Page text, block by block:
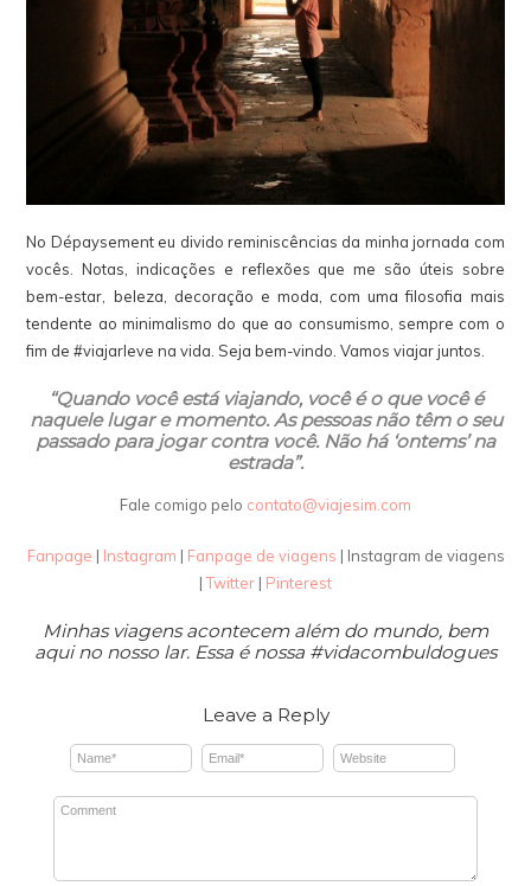
No Dépaysement eu divido reminiscências da minha jornada com
vocês. Notas, indicações e reflexões que me são úteis sobre
bem-estar, beleza, decoração e moda, com uma filosofia mais
tendente ao minimalismo do que ao consumismo, sempre com o
fim de #viajarleve na vida. Seja bem-vindo. Vamos viajar juntos.
“Quando você está viajando, você é o que você é
naquele lugar e momento. As pessoas não têm o seu
passado para jogar contra você. Não há ‘ontems’ na
estrada”.
Fale comigo pelo contato@viajesim.com
Fanpage | Instagram | Fanpage de viagens | Instagram de viagens
|Twitter | Pinterest
Minhas viagens acontecem além do mundo, bem
aqui no nosso lar. Essa é nossa #vidacombuldogues
Leave a Reply